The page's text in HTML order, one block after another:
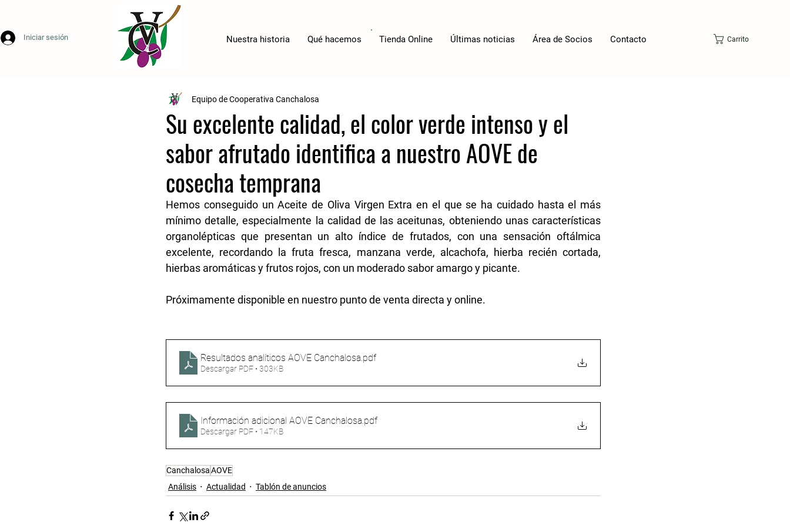
Iniciar sesión Nuestra historia Qué hacemos Tienda Online Últimas noticias Área de Socios Contacto Carrito
Su excelente calidad, el color verde intenso y el
sabor afrutado identifica a nuestro AOVE de
cosecha temprana
Equipo de Cooperativa Canchalosa
Hemos conseguido un Aceite de Oliva Virgen Extra en el que se ha cuidado hasta el más
mínimo detalle, especialmente la calidad de las aceitunas, obteniendo unas características
organolépticas que presentan un alto índice de frutados, con una sensación oftálmica
excelente, recordando la fruta fresca, manzana verde, alcachofa, hierba recién cortada,
hierbas aromáticas y frutos rojos, con un moderado sabor amargo y picante.
Próximamente disponible en nuestro punto de venta directa y online.
Resultados analíticos AOVE Canchalosa .pdf
Descargar PDF • 303KB
Información adicional AOVE Canchalosa .pdf
Descargar PDF • 147KB
CanchalosaAOVE
Análisis
Actualidad Tablón de anuncios